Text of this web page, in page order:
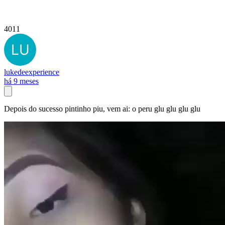
4011
lukedeexperience
há 9 meses
Depois do sucesso pintinho piu, vem ai: o peru glu glu glu glu